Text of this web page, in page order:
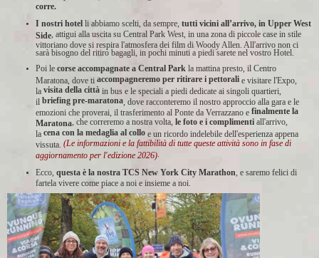
corre.
I nostri hotel li abbiamo scelti, da sempre, tutti vicini all’arrivo, in Upper West
Side , attigui alla uscita su Central Park West, in una zona di piccole case in stile
vittoriano dove si respira l'atmosfera dei film di Woody Allen. All'arrivo non ci
sarà bisogno del ritiro bagagli, in pochi minuti a piedi sarete nel vostro Hotel.
Poi le corse accompagnate a Central Park la mattina presto, il Centro
Maratona, dove ti accompagneremo per ritirare i pettorali e visitare l'Expo,
la visita della città in bus e le speciali a piedi dedicate ai singoli quartieri,
il briefing pre-maratona , dove racconteremo il nostro approccio alla gara e le
emozioni che proverai, il trasferimento al Ponte da Verrazzano e finalmente la
Maratona , che correremo a nostra volta, le foto e i complimenti all'arrivo,
la cena con la medaglia al collo e un ricordo indelebile dell'esperienza appena
vissuta. (Le informazioni e la fattibilità di tutte queste attività sono in fase di
aggiornamento per l'edizione 2026)
Ecco, questa è la nostra TCS New York City Marathon , e saremo felici di
fartela vivere come piace a noi e insieme a noi.